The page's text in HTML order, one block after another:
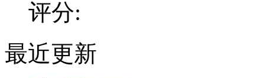
评分:
最近更新